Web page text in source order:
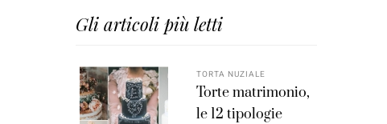
Gli articoli più letti
TORTA NUZIALE
Torte matrimonio,
le 12 tipologie